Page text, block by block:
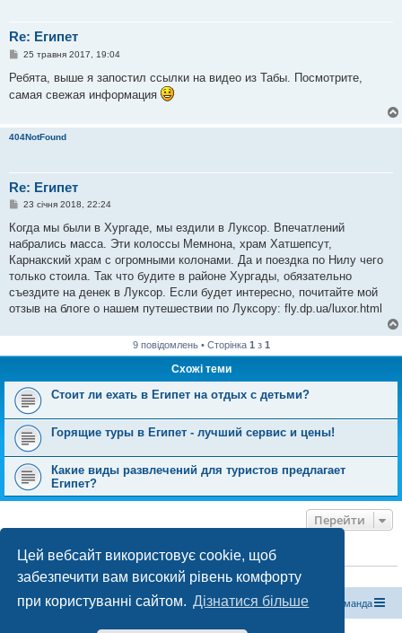
Цей вебсайт використовує cookie, щоб
забезпечити вам високий рівень комфорту
при користуванні сайтом. Дізнатися більше
Re: Египет
П
в
д
л
е
я
25 травня 2017, 19:04
Ребята, выше я запостил ссылки на видео из Табы. Посмотрите,
самая свежая информация
404NotFound
Re: Египет
П
в
д
о
м
л
е
н
23 січня 2018, 22:24
Когда мы были в Хургаде, мы ездили в Луксор. Впечатлений
набрались масса. Эти колоссы Мемнона, храм Хатшепсут,
Карнакский храм с огромными колонами. Да и поездка по Нилу чего
только стоила. Так что будите в районе Хургады, обязательно
съездите на денек в Луксор. Если будет интересно, почитайте мой
отзыв на блоге о нашем путешествии по Луксору: fly.dp.ua/luxor.html
9 повідомлень • Сторінка 1 з 1
Схожі теми
Стоит ли ехать в Египет на отдых с детьми?
Горящие туры в Египет - лучший сервис и цены!
Какие виды развлечений для туристов предлагает
Египет?
Перейти
ХТО ЗАРАЗ ОНЛАЙН
Зараз переглядають цей форум:ClaudeBot [бот ШІ]і 1 гість
Магазин спорядження Туристичний форум «Рюкзак» Команда